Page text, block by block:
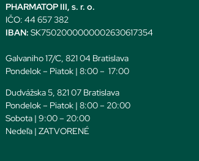
PHARMATOP III, s. r. o.
IČO: 44 657 382
IBAN: SK7502000000002630617354
Galvaniho 17/C, 821 04 Bratislava
Pondelok – Piatok | 8:00 – 17:00
Dudvážska 5, 821 07 Bratislava
Pondelok – Piatok | 8:00 – 20:00
Sobota | 9:00 – 20:00
Nedeľa | ZATVORENÉ